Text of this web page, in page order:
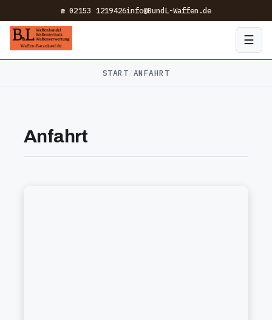
☎ 02153 1219426info@BundL-Waffen.de
☰
START/ANFAHRT
Anfahrt